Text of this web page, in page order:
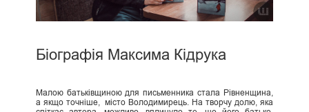
Біографія Максима Кідрука
Малою батьківщиною для письменника стала Рівненщина,
а якщо точніше, місто Володимирець. На творчу долю, яка